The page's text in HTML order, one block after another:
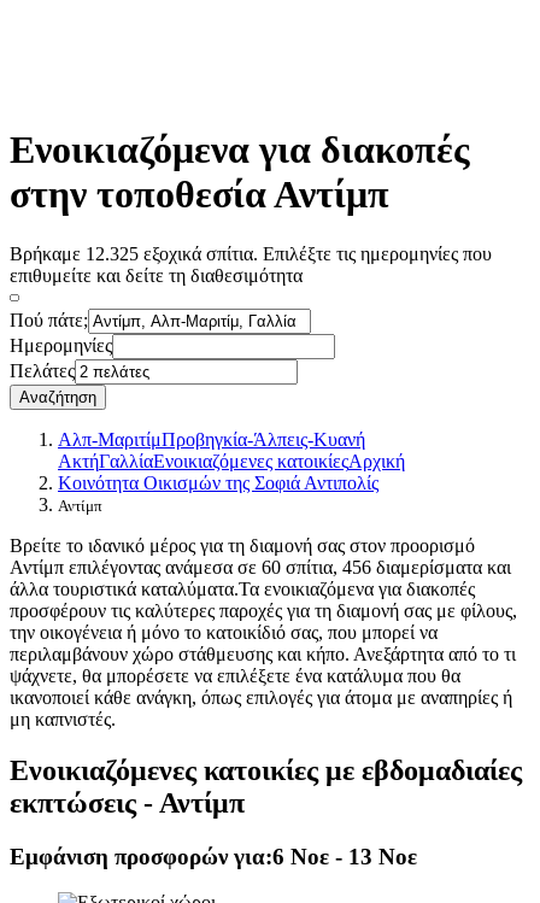
Ενοικιαζόμενα για διακοπές
στην τοποθεσία Αντίμπ
Βρήκαμε 12.325 εξοχικά σπίτια. Επιλέξτε τις ημερομηνίες που
επιθυμείτε και δείτε τη διαθεσιμότητα
Πού πάτε;
Ημερομηνίες
Πελάτες
Αναζήτηση
Αλπ-ΜαριτίμΠροβηγκία-Άλπεις-Κυανή
ΑκτήΓαλλίαΕνοικιαζόμενες κατοικίεςΑρχική
Κοινότητα Οικισμών της Σοφιά Αντιπολίς
Αντίμπ
Βρείτε το ιδανικό μέρος για τη διαμονή σας στον προορισμό
Αντίμπ επιλέγοντας ανάμεσα σε 60 σπίτια, 456 διαμερίσματα και
άλλα τουριστικά καταλύματα.Τα ενοικιαζόμενα για διακοπές
προσφέρουν τις καλύτερες παροχές για τη διαμονή σας με φίλους,
την οικογένεια ή μόνο το κατοικίδιό σας, που μπορεί να
περιλαμβάνουν χώρο στάθμευσης και κήπο. Ανεξάρτητα από το τι
ψάχνετε, θα μπορέσετε να επιλέξετε ένα κατάλυμα που θα
ικανοποιεί κάθε ανάγκη, όπως επιλογές για άτομα με αναπηρίες ή
μη καπνιστές.
Ενοικιαζόμενες κατοικίες με εβδομαδιαίες
εκπτώσεις - Αντίμπ
Εμφάνιση προσφορών για:6 Νοε - 13 Νοε